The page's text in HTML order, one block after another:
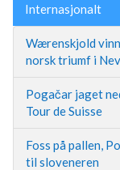
Internasjonalt
Wærenskjold
norsk triumf i
Pogačar jaget
Tour de Suisse
Foss på pallen,
til sloveneren